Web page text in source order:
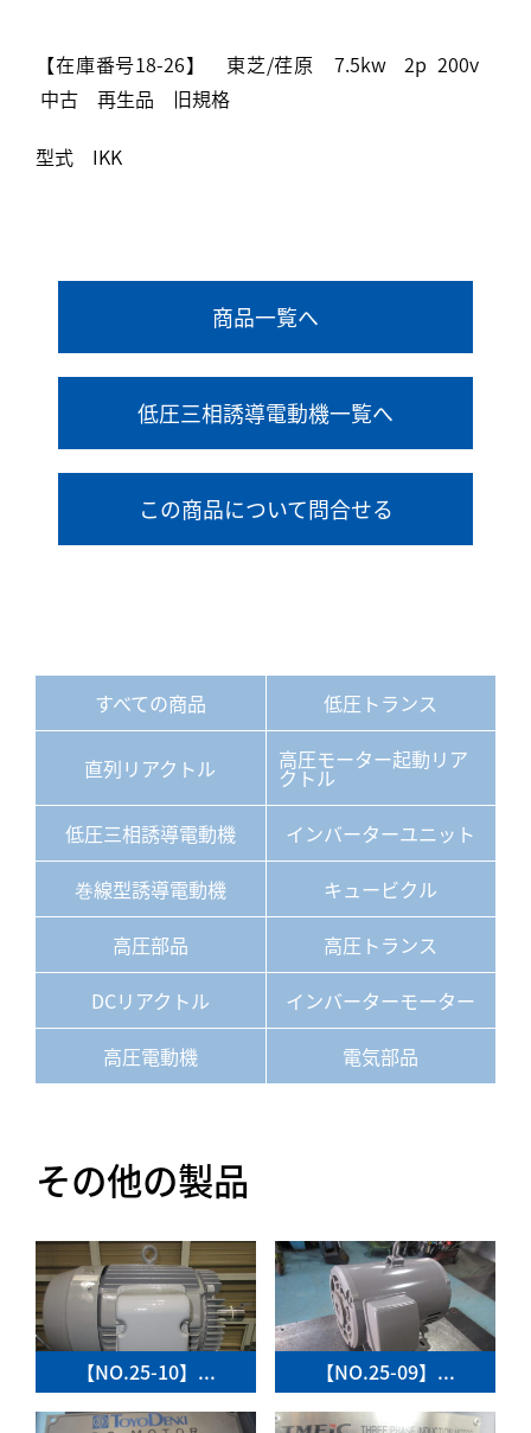
【在庫番号18-26】 東芝/荏原 7.5kw 2p 200v
中古 再生品 旧規格
型式 IKK
商品一覧へ
低圧三相誘導電動機一覧へ
この商品について問合せる
すべての商品 低圧トランス
直列リアクトル 高圧モーター起動リア
クトル
低圧三相誘導電動機
インバーターユニット
巻線型誘導電動機
キュービクル
高圧部品
高圧トランス
DCリアクトル
インバーターモーター
高圧電動機
電気部品
その他の製品
【NO.25-10】... 【NO.25-09】...